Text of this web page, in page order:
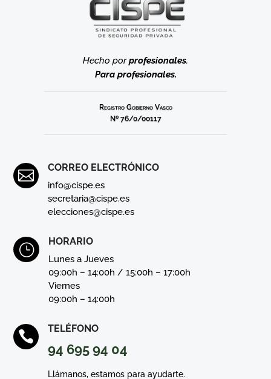
Hecho porprofesionales.
Para profesionales.
Registro Gobierno Vasco
Nº 76/0/00117

CORREO ELECTRÓNICO
info@cispe.es
secretaria@cispe.es
elecciones@cispe.es
}
HORARIO
Lunes a Jueves
09:00h – 14:00h / 15:00h – 17:00h
Viernes
09:00h – 14:00h

TELÉFONO
94 695 94 04
Llámanos, estamos para ayudarte.